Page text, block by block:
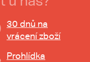
30 dnů na
vrácení zboží
Prohlídka